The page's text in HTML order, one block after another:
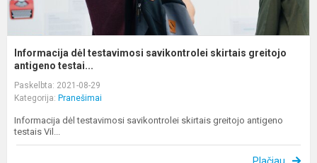
Informacija dėl testavimosi savikontrolei skirtais greitojo
antigeno testai...
Paskelbta: 2021-08-29
Kategorija: Pranešimai
Informacija dėl testavimosi savikontrolei skirtais greitojo antigeno
testais Vil...